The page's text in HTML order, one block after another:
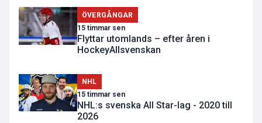
ÖVERGÅNGAR
15 timmar sen
Flyttar utomlands – efter åren i
HockeyAllsvenskan
NHL
15 timmar sen
NHL:s svenska All Star-lag - 2020 till
2026